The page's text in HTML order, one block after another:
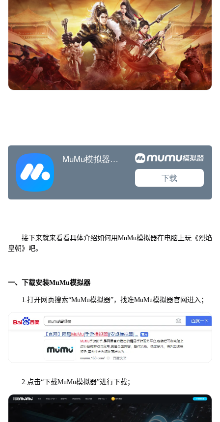
接下来就来看看具体介绍如何用MuMu模拟器在电脑上玩《烈焰
皇朝》吧。
一、下载安装MuMu模拟器
1.打开网页搜索“MuMu模拟器”，找准MuMu模拟器官网进入；
2.点击“下载MuMu模拟器”进行下载；